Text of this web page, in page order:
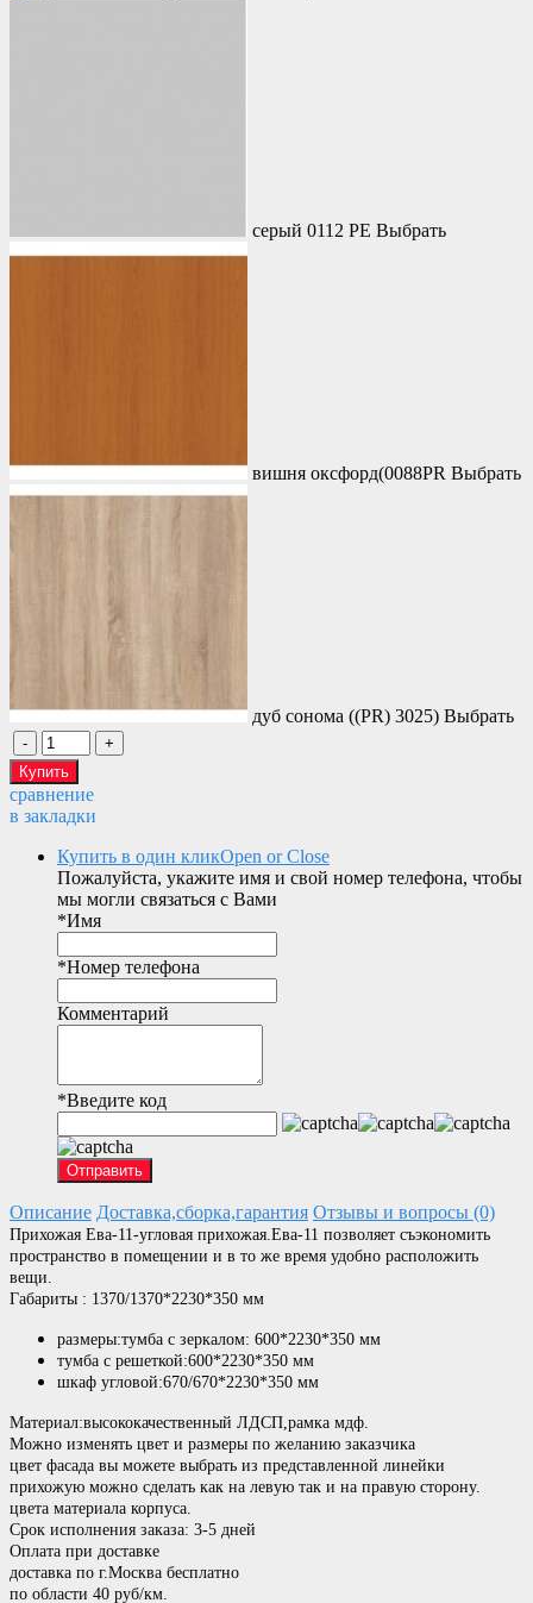
серый 0112 PE Выбрать
вишня оксфорд(0088PR Выбрать
дуб сонома ((PR) 3025) Выбрать
сравнение
в закладки
Купить в один кликOpen or Close
Пожалуйста, укажите имя и свой номер телефона, чтобы
мы могли связаться с Вами
*Имя
*Номер телефона
Комментарий
*Введите код
Отправить
Описание Доставка,сборка,гарантия Отзывы и вопросы (0)
Прихожая Ева-11-угловая прихожая.Ева-11 позволяет съэкономить
пространство в помещении и в то же время удобно расположить
вещи.
Габариты : 1370/1370*2230*350 мм
​размеры:тумба с зеркалом: 600*2230*350 мм
тумба с решеткой:600*2230*350 мм
шкаф угловой:670/670*2230*350 мм
Материал:высококачественный ЛДСП,рамка мдф.
Можно изменять цвет и размеры по желанию заказчика
цвет фасада вы можете выбрать из представленной линейки
прихожую можно сделать как на левую так и на правую сторону.
цвета материала корпуса.
Срок исполнения заказа: 3-5 дней
Оплата при доставке
доставка по г.Москва бесплатно
по области 40 руб/км.